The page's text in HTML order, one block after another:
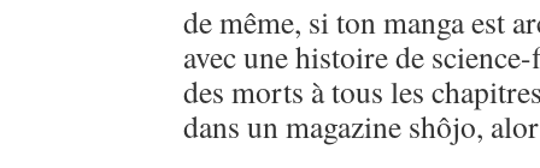
de même, si ton manga est
avec une histoire de
des morts à tous les
dans un magazine shôjo,